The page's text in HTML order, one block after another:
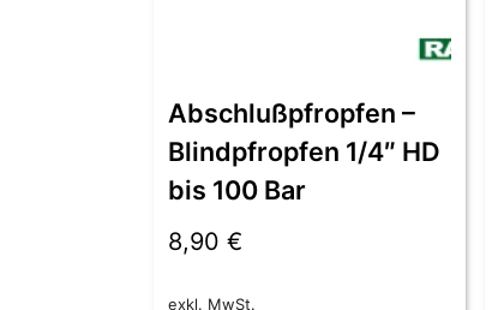
Abschlußpfropfen –
Blindpfropfen 1/4″ HD
bis 100 Bar
8,90 €
exkl. MwSt.